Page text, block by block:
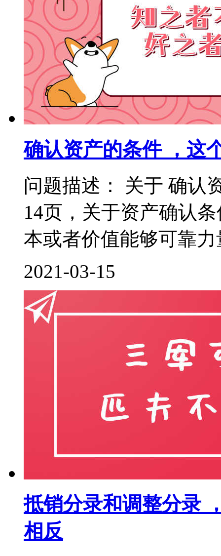
确认资产的条件 ，这
问题描述： 关于 确认
14页，关于资产确认
本或者价值能够可靠
2021-03-15
抵销分录和调整分录
相反